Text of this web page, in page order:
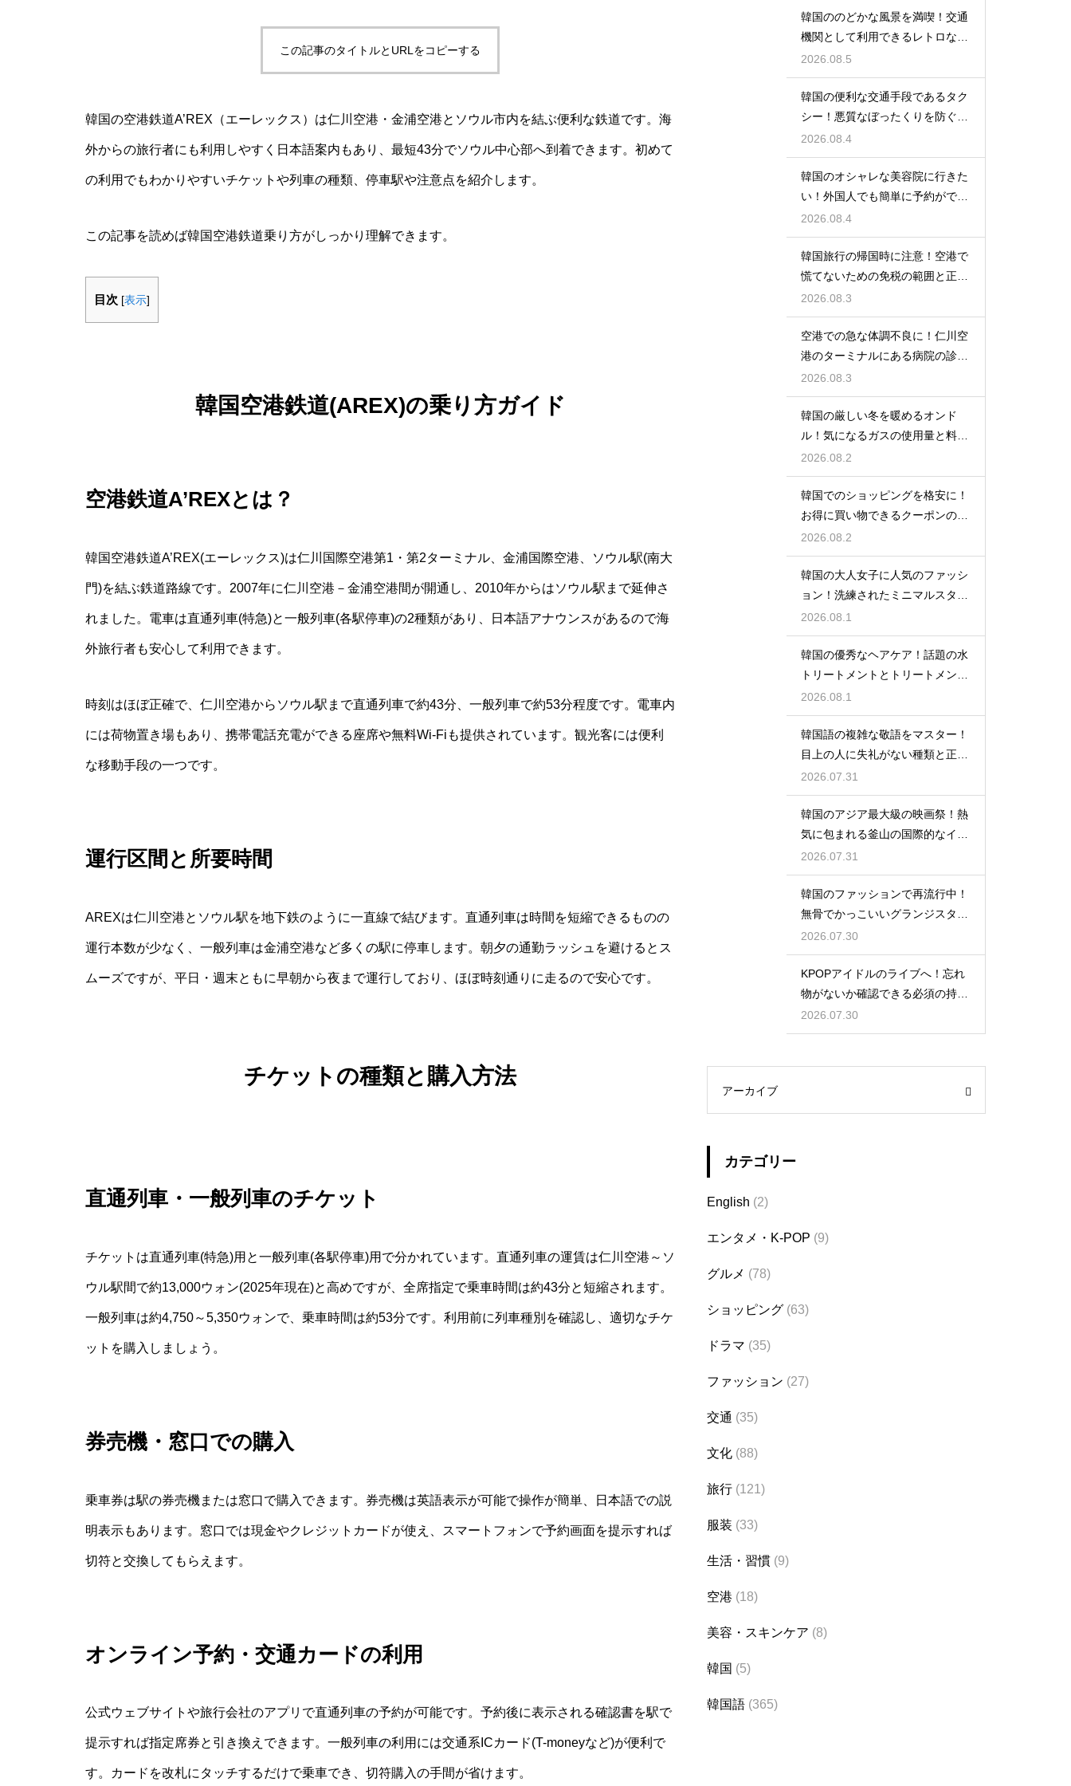
この記事のタイトルとURLをコピーする
韓国の空港鉄道A’REX（エーレックス）は仁川空港・金浦空港とソウル市内を結ぶ便利な鉄道です。海
外からの旅行者にも利用しやすく日本語案内もあり、最短43分でソウル中心部へ到着できます。初めて
の利用でもわかりやすいチケットや列車の種類、停車駅や注意点を紹介します。
この記事を読めば韓国空港鉄道乗り方がしっかり理解できます。
目次 [表示]
韓国空港鉄道(AREX)の乗り方ガイド
空港鉄道A’REXとは？
韓国空港鉄道A’REX(エーレックス)は仁川国際空港第1・第2ターミナル、金浦国際空港、ソウル駅(南大
門)を結ぶ鉄道路線です。2007年に仁川空港－金浦空港間が開通し、2010年からはソウル駅まで延伸さ
れました。電車は直通列車(特急)と一般列車(各駅停車)の2種類があり、日本語アナウンスがあるので海
外旅行者も安心して利用できます。
時刻はほぼ正確で、仁川空港からソウル駅まで直通列車で約43分、一般列車で約53分程度です。電車内
には荷物置き場もあり、携帯電話充電ができる座席や無料Wi-Fiも提供されています。観光客には便利
な移動手段の一つです。
運行区間と所要時間
AREXは仁川空港とソウル駅を地下鉄のように一直線で結びます。直通列車は時間を短縮できるものの
運行本数が少なく、一般列車は金浦空港など多くの駅に停車します。朝夕の通勤ラッシュを避けるとス
ムーズですが、平日・週末ともに早朝から夜まで運行しており、ほぼ時刻通りに走るので安心です。
チケットの種類と購入方法
直通列車・一般列車のチケット
チケットは直通列車(特急)用と一般列車(各駅停車)用で分かれています。直通列車の運賃は仁川空港～ソ
ウル駅間で約13,000ウォン(2025年現在)と高めですが、全席指定で乗車時間は約43分と短縮されます。
一般列車は約4,750～5,350ウォンで、乗車時間は約53分です。利用前に列車種別を確認し、適切なチケ
ットを購入しましょう。
券売機・窓口での購入
乗車券は駅の券売機または窓口で購入できます。券売機は英語表示が可能で操作が簡単、日本語での説
明表示もあります。窓口では現金やクレジットカードが使え、スマートフォンで予約画面を提示すれば
切符と交換してもらえます。
オンライン予約・交通カードの利用
公式ウェブサイトや旅行会社のアプリで直通列車の予約が可能です。予約後に表示される確認書を駅で
提示すれば指定席券と引き換えできます。一般列車の利用には交通系ICカード(T-moneyなど)が便利で
す。カードを改札にタッチするだけで乗車でき、切符購入の手間が省けます。
韓国ののどかな風景を満喫！交通
機関として利用できるレトロな観
光の馬車
2026.08.5
韓国の便利な交通手段であるタク
シー！悪質なぼったくりを防ぐ確
実な対策
2026.08.4
韓国のオシャレな美容院に行きた
い！外国人でも簡単に予約ができ
るアプリ
2026.08.4
韓国旅行の帰国時に注意！空港で
慌てないための免税の範囲と正し
い計算
2026.08.3
空港での急な体調不良に！仁川空
港のターミナルにある病院の診療
時間
2026.08.3
韓国の厳しい冬を暖めるオンド
ル！気になるガスの使用量と料金
の目安
2026.08.2
韓国でのショッピングを格安に！
お得に買い物できるクーポンの賢
い探し方
2026.08.2
韓国の大人女子に人気のファッシ
ョン！洗練されたミニマルスタイ
ルの特徴
2026.08.1
韓国の優秀なヘアケア！話題の水
トリートメントとトリートメント
の使い分け
2026.08.1
韓国語の複雑な敬語をマスター！
目上の人に失礼がない種類と正し
い使い分け
2026.07.31
韓国のアジア最大級の映画祭！熱
気に包まれる釜山の国際的なイベ
ント
2026.07.31
韓国のファッションで再流行中！
無骨でかっこいいグランジスタイ
ルの特徴
2026.07.30
KPOPアイドルのライブへ！忘れ
物がないか確認できる必須の持ち
物リスト
2026.07.30
アーカイブ
カテゴリー
English (2)
エンタメ・K-POP (9)
グルメ (78)
ショッピング (63)
ドラマ (35)
ファッション (27)
交通 (35)
文化 (88)
旅行 (121)
服装 (33)
生活・習慣 (9)
空港 (18)
美容・スキンケア (8)
韓国 (5)
韓国語 (365)